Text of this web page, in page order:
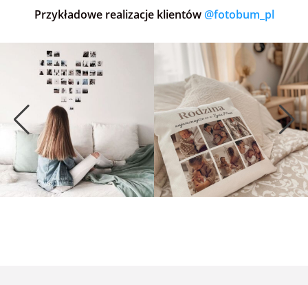
Przykładowe realizacje klientów @fotobum_pl